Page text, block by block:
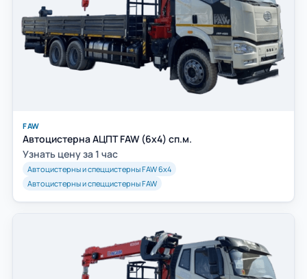
FAW
Автоцистерна АЦПТ FAW (6х4) сп.м.
Узнать цену за 1 час
Автоцистерны и спеццистерны FAW 6х4
Автоцистерны и спеццистерны FAW